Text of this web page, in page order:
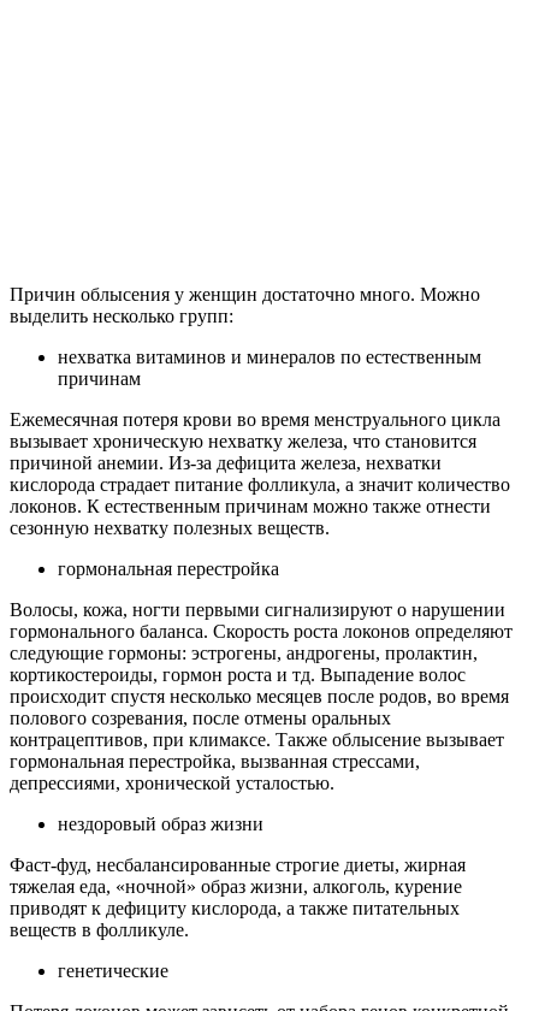
Причин облысения у женщин достаточно много. Можно
выделить несколько групп:
нехватка витаминов и минералов по естественным
причинам
Ежемесячная потеря крови во время менструального цикла
вызывает хроническую нехватку железа, что становится
причиной анемии. Из-за дефицита железа, нехватки
кислорода страдает питание фолликула, а значит количество
локонов. К естественным причинам можно также отнести
сезонную нехватку полезных веществ.
гормональная перестройка
Волосы, кожа, ногти первыми сигнализируют о нарушении
гормонального баланса. Скорость роста локонов определяют
следующие гормоны: эстрогены, андрогены, пролактин,
кортикостероиды, гормон роста и тд. Выпадение волос
происходит спустя несколько месяцев после родов, во время
полового созревания, после отмены оральных
контрацептивов, при климаксе. Также облысение вызывает
гормональная перестройка, вызванная стрессами,
депрессиями, хронической усталостью.
нездоровый образ жизни
Фаст-фуд, несбалансированные строгие диеты, жирная
тяжелая еда, «ночной» образ жизни, алкоголь, курение
приводят к дефициту кислорода, а также питательных
веществ в фолликуле.
генетические